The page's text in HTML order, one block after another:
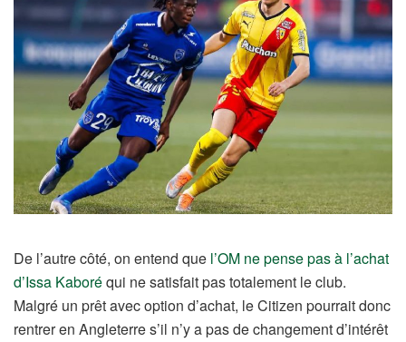
De l’autre côté, on entend que l’OM ne pense pas à l’achat
d’Issa Kaboréqui ne satisfait pas totalement le club.
Malgré un prêt avec option d’achat, le Citizen pourrait donc
rentrer en Angleterre s’il n’y a pas de changement d’intérêt